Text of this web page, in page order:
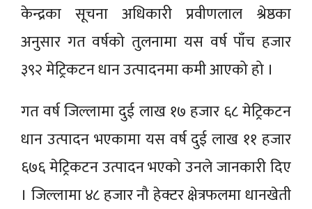
केन्द्रका सूचना अधिकारी प्रवीणलाल श्रेष्ठका
अनुसार गत वर्षको तुलनामा यस वर्ष पाँच हजार
३९२ मेट्रिकटन धान उत्पादनमा कमी आएको हो ।
गत वर्ष जिल्लामा दुई लाख १७ हजार ६८ मेट्रिकटन
धान उत्पादन भएकामा यस वर्ष दुई लाख ११ हजार
६७६ मेट्रिकटन उत्पादन भएको उनले जानकारी दिए
। जिल्लामा ४८ हजार नौ हेक्टर क्षेत्रफलमा धानखेती